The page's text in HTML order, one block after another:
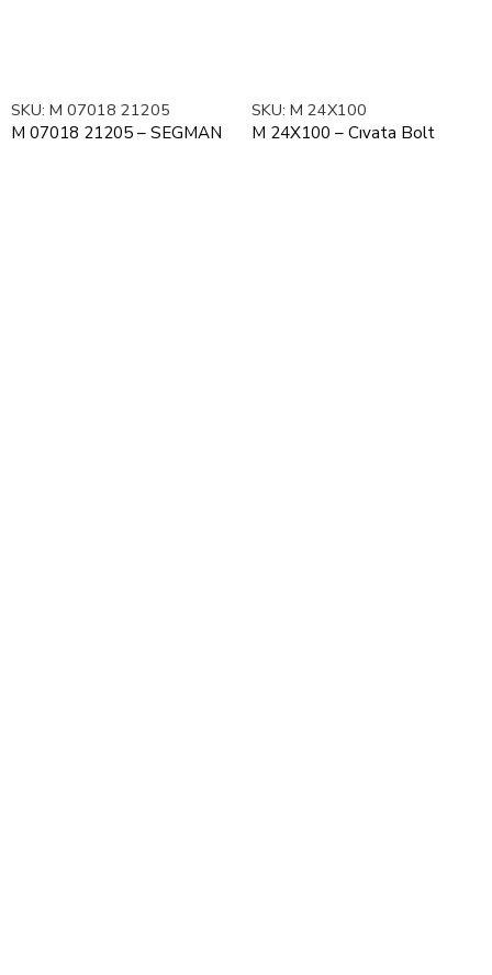
SKU: M 07018 21205
M 07018 21205 – SEGMAN
SKU: M 24X100
M 24X100 – Cıvata Bolt